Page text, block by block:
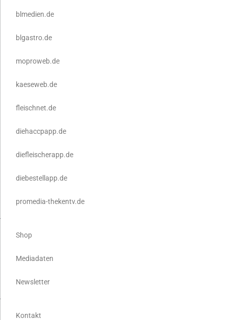
blmedien.de
blgastro.de
moproweb.de
kaeseweb.de
fleischnet.de
diehaccpapp.de
diefleischerapp.de
diebestellapp.de
promedia-thekentv.de
Shop
Mediadaten
Newsletter
Kontakt